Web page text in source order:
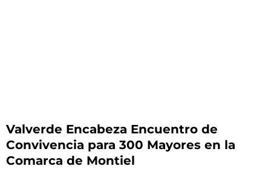
Valverde Encabeza Encuentro de
Convivencia para 300 Mayores en la
Comarca de Montiel